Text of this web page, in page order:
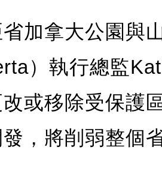
加拿大公園與
）執行總監
或移除受保護
，將削弱整個